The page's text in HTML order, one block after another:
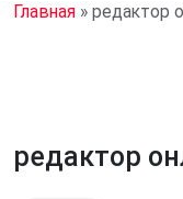
Главная » редактор
редактор